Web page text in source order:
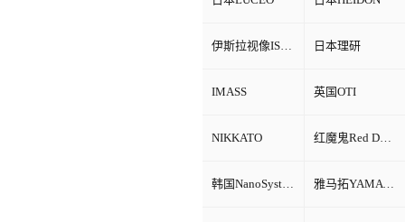
伊斯拉视像ISRA VISION 日本理研
IMASS 英国OTI
NIKKATO 红魔鬼Red Devil
韩国NanoSystem 雅马拓YAMATO